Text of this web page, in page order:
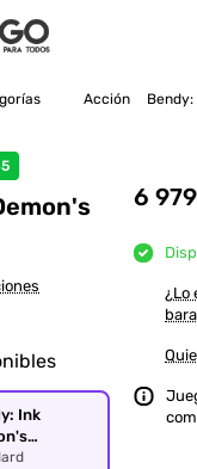
Acción
Ink
6
¿Lo